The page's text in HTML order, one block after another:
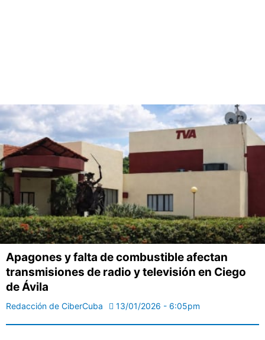
Apagones y falta de combustible afectan
transmisiones de radio y televisión en Ciego
de Ávila
Redacción de CiberCuba 13/01/2026 - 6:05pm